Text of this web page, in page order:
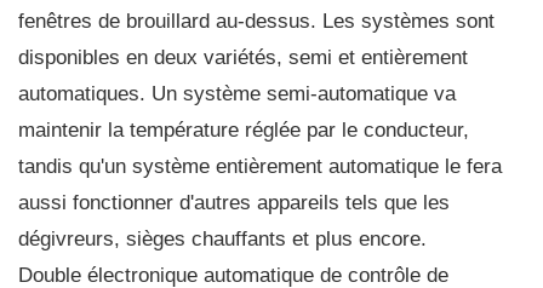
fenêtres de brouillard au-dessus. Les systèmes sont
disponibles en deux variétés, semi et entièrement
automatiques. Un système semi-automatique va
maintenir la température réglée par le conducteur,
tandis qu'un système entièrement automatique le fera
aussi fonctionner d'autres appareils tels que les
dégivreurs, sièges chauffants et plus encore.
Double électronique automatique de contrôle de